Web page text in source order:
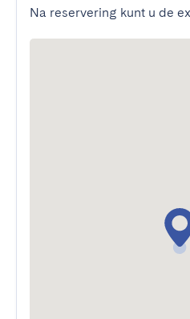
Na reservering kunt u de